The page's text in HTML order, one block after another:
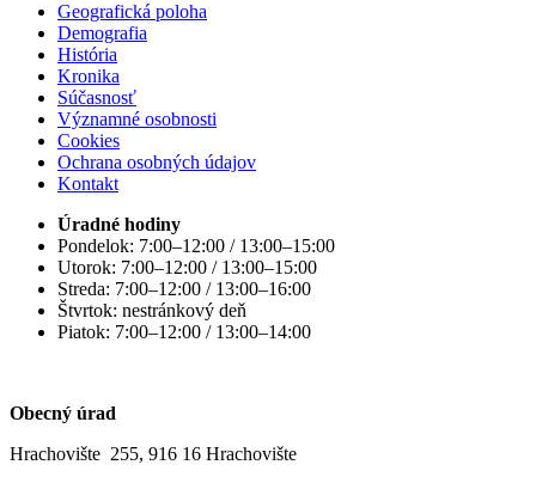
Geografická poloha
Demografia
História
Kronika
Súčasnosť
Významné osobnosti
Cookies
Ochrana osobných údajov
Kontakt
Úradné hodiny
Pondelok: 7:00–12:00 / 13:00–15:00
Utorok: 7:00–12:00 / 13:00–15:00
Streda: 7:00–12:00 / 13:00–16:00
Štvrtok: nestránkový deň
Piatok: 7:00–12:00 / 13:00–14:00
Obecný úrad
Hrachovište 255, 916 16 Hrachovište